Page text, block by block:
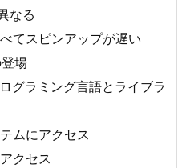
なる
てスピンアップが遅い
場
グラミング言語とライブラ
ムにアクセス
クセス